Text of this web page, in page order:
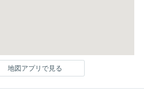
地図アプリで見る